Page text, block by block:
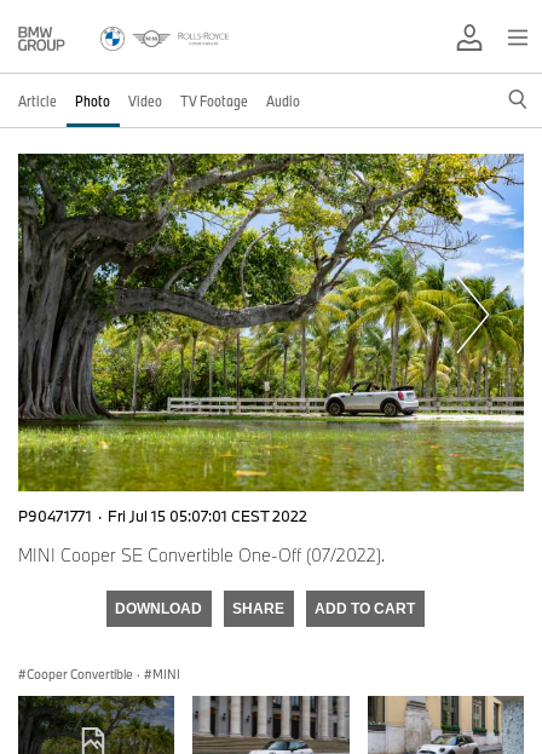
Article Photo Video TV Footage Audio
P90471771 · Fri Jul 15 05:07:01 CEST 2022
MINI Cooper SE Convertible One-Off (07/2022).
DOWNLOAD SHARE ADD TO CART
Cooper Convertible · MINI